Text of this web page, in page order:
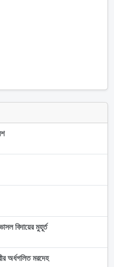
বিদায়ের মুহূর্ত
অর্ধগলিত মরদেহ